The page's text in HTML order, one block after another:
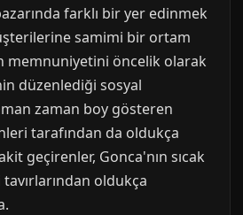
farklı bir yer edinmek
samimi bir ortam
memnuniyetini öncelik olarak
düzenlediği sosyal
zaman boy gösteren
tarafından da oldukça
geçirenler, Gonca'nın sıcak
tavırlarından oldukça